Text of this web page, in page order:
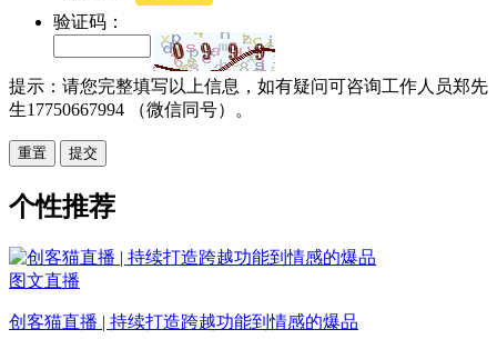
验证码：
提示：请您完整填写以上信息，如有疑问可咨询工作人员郑先
生17750667994 （微信同号）。
重置
个性推荐
图文直播
创客猫直播 | 持续打造跨越功能到情感的爆品